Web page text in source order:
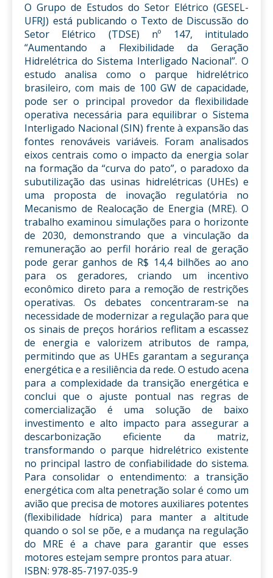
O Grupo de Estudos do Setor Elétrico (GESEL-
UFRJ) está publicando o Texto de Discussão do
Setor Elétrico (TDSE) nº 147, intitulado
“Aumentando a Flexibilidade da Geração
Hidrelétrica do Sistema Interligado Nacional”. O
estudo analisa como o parque hidrelétrico
brasileiro, com mais de 100 GW de capacidade,
pode ser o principal provedor da flexibilidade
operativa necessária para equilibrar o Sistema
Interligado Nacional (SIN) frente à expansão das
fontes renováveis variáveis. Foram analisados
eixos centrais como o impacto da energia solar
na formação da “curva do pato”, o paradoxo da
subutilização das usinas hidrelétricas (UHEs) e
uma proposta de inovação regulatória no
Mecanismo de Realocação de Energia (MRE). O
trabalho examinou simulações para o horizonte
de 2030, demonstrando que a vinculação da
remuneração ao perfil horário real de geração
pode gerar ganhos de R$ 14,4 bilhões ao ano
para os geradores, criando um incentivo
econômico direto para a remoção de restrições
operativas. Os debates concentraram-se na
necessidade de modernizar a regulação para que
os sinais de preços horários reflitam a escassez
de energia e valorizem atributos de rampa,
permitindo que as UHEs garantam a segurança
energética e a resiliência da rede. O estudo acena
para a complexidade da transição energética e
conclui que o ajuste pontual nas regras de
comercialização é uma solução de baixo
investimento e alto impacto para assegurar a
descarbonização eficiente da matriz,
transformando o parque hidrelétrico existente
no principal lastro de confiabilidade do sistema.
Para consolidar o entendimento: a transição
energética com alta penetração solar é como um
avião que precisa de motores auxiliares potentes
(flexibilidade hídrica) para manter a altitude
quando o sol se põe, e a mudança na regulação
do MRE é a chave para garantir que esses
motores estejam sempre prontos para atuar.
ISBN: 978-85-7197-035-9